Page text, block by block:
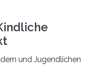
und Jugendlichen